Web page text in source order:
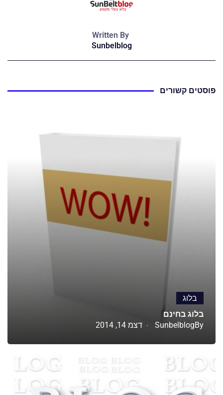
Written By
Sunbelblog
פוסטים קשורים
בלוג
בלוג בחינם
By
Sunbelblog דצמ 14, 2014